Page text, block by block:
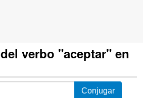
verbo "aceptar" en